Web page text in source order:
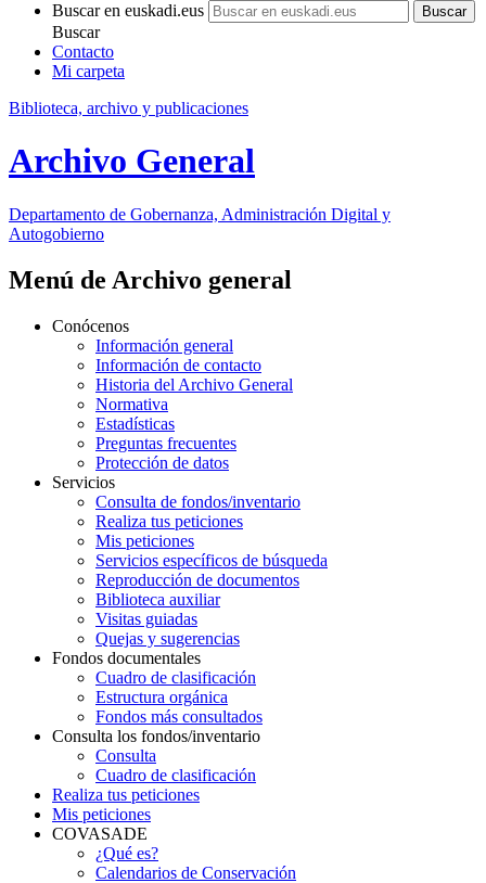
Buscar en euskadi.eus
Buscar
Contacto
Mi carpeta
Biblioteca, archivo y publicaciones
Archivo General
Departamento de Gobernanza, Administración Digital y
Autogobierno
Menú de Archivo general
Conócenos
Información general
Información de contacto
Historia del Archivo General
Normativa
Estadísticas
Preguntas frecuentes
Protección de datos
Servicios
Consulta de fondos/inventario
Realiza tus peticiones
Mis peticiones
Servicios específicos de búsqueda
Reproducción de documentos
Biblioteca auxiliar
Visitas guiadas
Quejas y sugerencias
Fondos documentales
Cuadro de clasificación
Estructura orgánica
Fondos más consultados
Consulta los fondos/inventario
Consulta
Cuadro de clasificación
Realiza tus peticiones
Mis peticiones
COVASADE
¿Qué es?
Calendarios de Conservación